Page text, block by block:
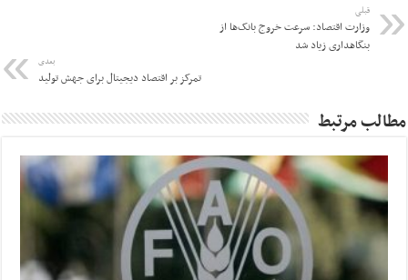
قبلی
وزارت اقتصاد: سرعت خروج بانک‌ها از
بنگاهداری زیاد شد
بعدی
تمرکز بر اقتصاد دیجیتال برای جهش تولید
مطالب مرتبط